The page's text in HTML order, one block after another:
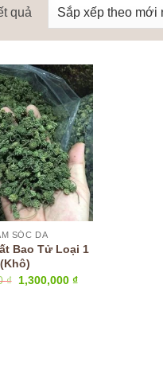
quảĐã
sắp
theo
mới
nhất
SÓC DA
Bao Tử Loại 1
(Khô)
₫ Giá
1,300,000 ₫Giá